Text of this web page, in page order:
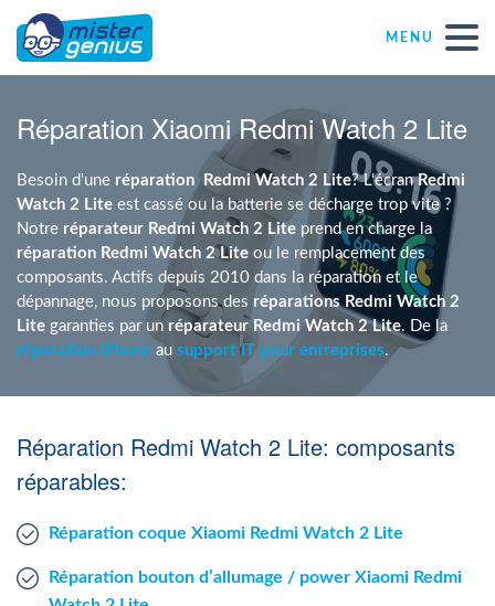
MENU
Réparations – Dépannages
Magasins informatiques toutes marques
Particulier
Indépendant
ASBL
Agent Mac
Réparation Xiaomi Redmi Watch 2 Lite
Besoin d'une réparation Redmi Watch 2 Lite? L'écranRedmi
Watch 2 Lite est cassé ou la batterie se décharge trop vite ?
Notre réparateur Redmi Watch 2 Lite prend en charge la
réparation Redmi Watch 2 Lite ou le remplacement des
composants. Actifs depuis 2010 dans la réparation et le
dépannage, nous proposons des réparations Redmi Watch 2
Lite garanties par un réparateur Redmi Watch 2 Lite. De la
réparation iPhone au support IT pour entreprises.
Réparation Redmi Watch 2 Lite: composants
réparables:
Réparation coque Xiaomi Redmi Watch 2 Lite
Réparation bouton d’allumage / power Xiaomi Redmi